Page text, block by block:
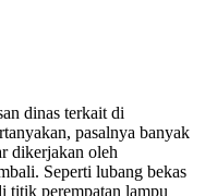
dinas terkait di
pasalnya banyak
dikerjakan oleh
Seperti lubang bekas
titik perempatan lampu